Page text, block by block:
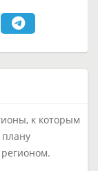
к которым
плану